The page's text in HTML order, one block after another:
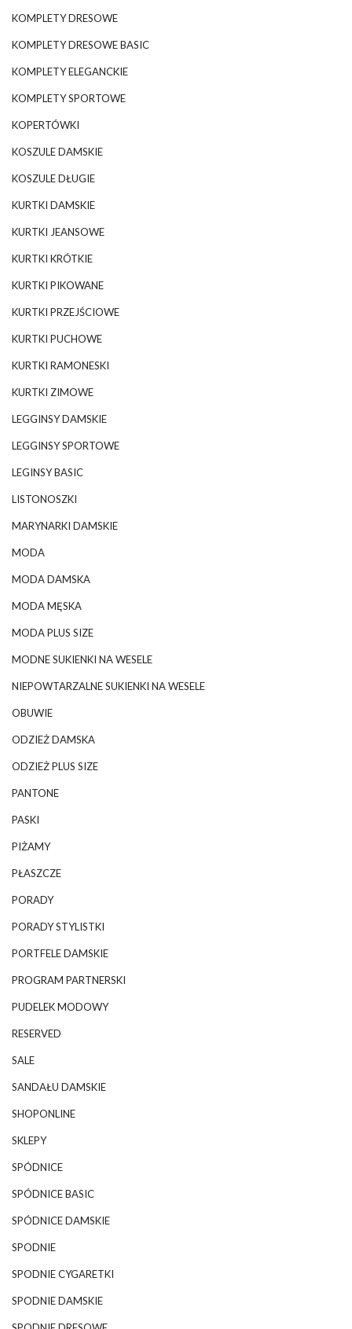
KOMPLETY DRESOWE
KOMPLETY DRESOWE BASIC
KOMPLETY ELEGANCKIE
KOMPLETY SPORTOWE
KOPERTÓWKI
KOSZULE DAMSKIE
KOSZULE DŁUGIE
KURTKI DAMSKIE
KURTKI JEANSOWE
KURTKI KRÓTKIE
KURTKI PIKOWANE
KURTKI PRZEJŚCIOWE
KURTKI PUCHOWE
KURTKI RAMONESKI
KURTKI ZIMOWE
LEGGINSY DAMSKIE
LEGGINSY SPORTOWE
LEGINSY BASIC
LISTONOSZKI
MARYNARKI DAMSKIE
MODA
MODA DAMSKA
MODA MĘSKA
MODA PLUS SIZE
MODNE SUKIENKI NA WESELE
NIEPOWTARZALNE SUKIENKI NA WESELE
OBUWIE
ODZIEŻ DAMSKA
ODZIEŻ PLUS SIZE
PANTONE
PASKI
PIŻAMY
PŁASZCZE
PORADY
PORADY STYLISTKI
PORTFELE DAMSKIE
PROGRAM PARTNERSKI
PUDELEK MODOWY
RESERVED
SALE
SANDAŁU DAMSKIE
SHOPONLINE
SKLEPY
SPÓDNICE
SPÓDNICE BASIC
SPÓDNICE DAMSKIE
SPODNIE
SPODNIE CYGARETKI
SPODNIE DAMSKIE